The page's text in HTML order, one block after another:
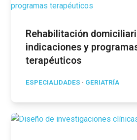
Rehabilitación
indicaciones y
terapéuticos
ESPECIALIDADES · GERIATRÍA